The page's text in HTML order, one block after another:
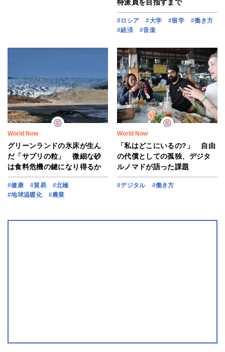
特派員を目指すまで
#ロシア #大学 #留学
#働き方
#経済
#音楽
World Now
グリーンランドの氷床が生ん
だ「サプリの粒」 微細な砂
は食料危機の鍵になり得るか
#健康 #貿易
#北極
#地球温暖化
#農業
World Now
「私はどこにいるの?」 自由
の代償としての孤独、デジタ
ルノマドが語った課題
#デジタル #働き方